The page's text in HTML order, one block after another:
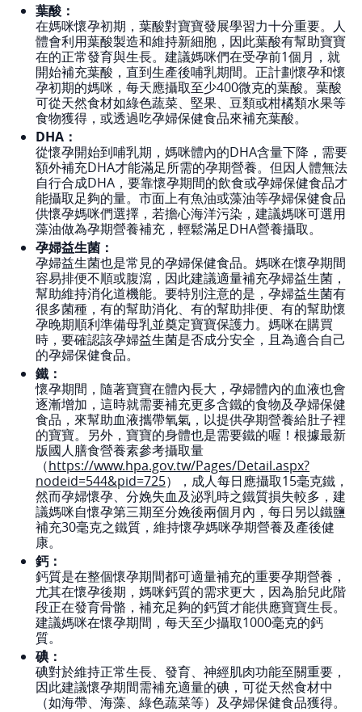
葉酸：
在媽咪懷孕初期，葉酸對寶寶發展學習力十分重要。人
體會利用葉酸製造和維持新細胞，因此葉酸有幫助寶寶
在的正常發育與生長。建議媽咪們在受孕前1個月，就
開始補充葉酸，直到生產後哺乳期間。正計劃懷孕和懷
孕初期的媽咪，每天應攝取至少400微克的葉酸。葉酸
可從天然食材如綠色蔬菜、堅果、豆類或柑橘類水果等
食物獲得，或透過吃孕婦保健食品來補充葉酸。
DHA：
從懷孕開始到哺乳期，媽咪體內的DHA含量下降，需要
額外補充DHA才能滿足所需的孕期營養。但因人體無法
自行合成DHA，要靠懷孕期間的飲食或孕婦保健食品才
能攝取足夠的量。市面上有魚油或藻油等孕婦保健食品
供懷孕媽咪們選擇，若擔心海洋污染，建議媽咪可選用
藻油做為孕期營養補充，輕鬆滿足DHA營養攝取。
孕婦益生菌：
孕婦益生菌也是常見的孕婦保健食品。媽咪在懷孕期間
容易排便不順或腹瀉，因此建議適量補充孕婦益生菌，
幫助維持消化道機能。要特別注意的是，孕婦益生菌有
很多菌種，有的幫助消化、有的幫助排便、有的幫助懷
孕晚期順利準備母乳並奠定寶寶保護力。媽咪在購買
時，要確認該孕婦益生菌是否成分安全，且為適合自己
的孕婦保健食品。
鐵：
懷孕期間，隨著寶寶在體內長大，孕婦體內的血液也會
逐漸增加，這時就需要補充更多含鐵的食物及孕婦保健
食品，來幫助血液攜帶氧氣，以提供孕期營養給肚子裡
的寶寶。另外，寶寶的身體也是需要鐵的喔！根據最新
版國人膳食營養素參考攝取量
（https://www.hpa.gov.tw/Pages/Detail.aspx?
nodeid=544&pid=725），成人每日應攝取15毫克鐵，
然而孕婦懷孕、分娩失血及泌乳時之鐵質損失較多，建
議媽咪自懷孕第三期至分娩後兩個月內，每日另以鐵鹽
補充30毫克之鐵質，維持懷孕媽咪孕期營養及產後健
康。
鈣：
鈣質是在整個懷孕期間都可適量補充的重要孕期營養，
尤其在懷孕後期，媽咪鈣質的需求更大，因為胎兒此階
段正在發育骨骼，補充足夠的鈣質才能供應寶寶生長。
建議媽咪在懷孕期間，每天至少攝取1000毫克的鈣
質。
碘：
碘對於維持正常生長、發育、神經肌肉功能至關重要，
因此建議懷孕期間需補充適量的碘，可從天然食材中
（如海帶、海藻、綠色蔬菜等）及孕婦保健食品獲得。